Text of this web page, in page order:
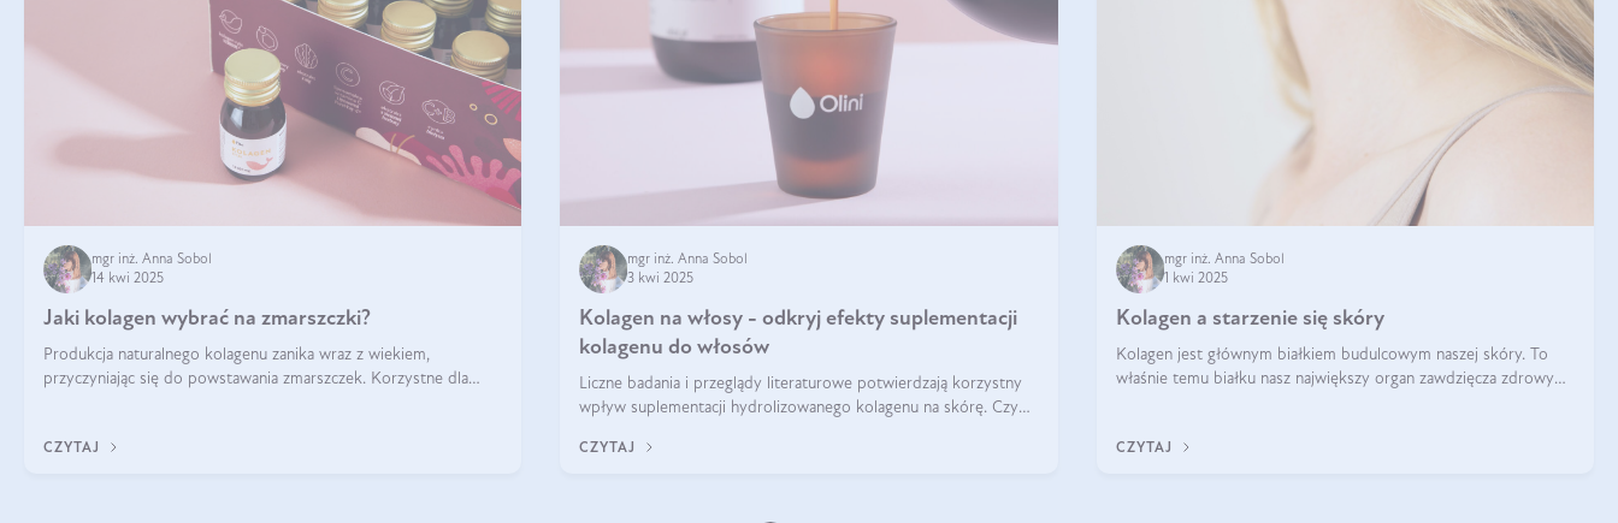
mgr inż. Anna Sobol
14 kwi 2025
Jaki kolagen wybrać na zmarszczki?
Produkcja naturalnego kolagenu zanika wraz z wiekiem,
przyczyniając się do powstawania zmarszczek. Korzystne dla
CZYTAJ
mgr inż. Anna Sobol
3 kwi 2025
Kolagen na włosy - odkryj efekty suplementacji
kolagenu do włosów
Liczne badania i przeglądy literaturowe potwierdzają korzystny
wpływ suplementacji hydrolizowanego kolagenu na skórę. Czy
CZYTAJ
mgr inż. Anna Sobol
1 kwi 2025
Kolagen a starzenie się skóry
Kolagen jest głównym białkiem budulcowym naszej skóry. To
właśnie temu białku nasz największy organ zawdzięcza zdrowy
CZYTAJ